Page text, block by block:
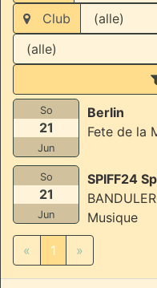
Club
So
21
Jun
Berlin
Fete de la
So
21
Jun
SPIFF24
Musique
« 1 »